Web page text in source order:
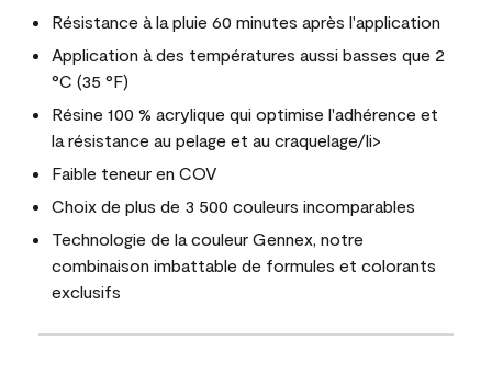
Résistance à la pluie 60 minutes après l'application
Application à des températures aussi basses que 2
°C (35 °F)
Résine 100 % acrylique qui optimise l'adhérence et
la résistance au pelage et au craquelage/li>
Faible teneur en COV
Choix de plus de 3 500 couleurs incomparables
Technologie de la couleur Gennex, notre
combinaison imbattable de formules et colorants
exclusifs